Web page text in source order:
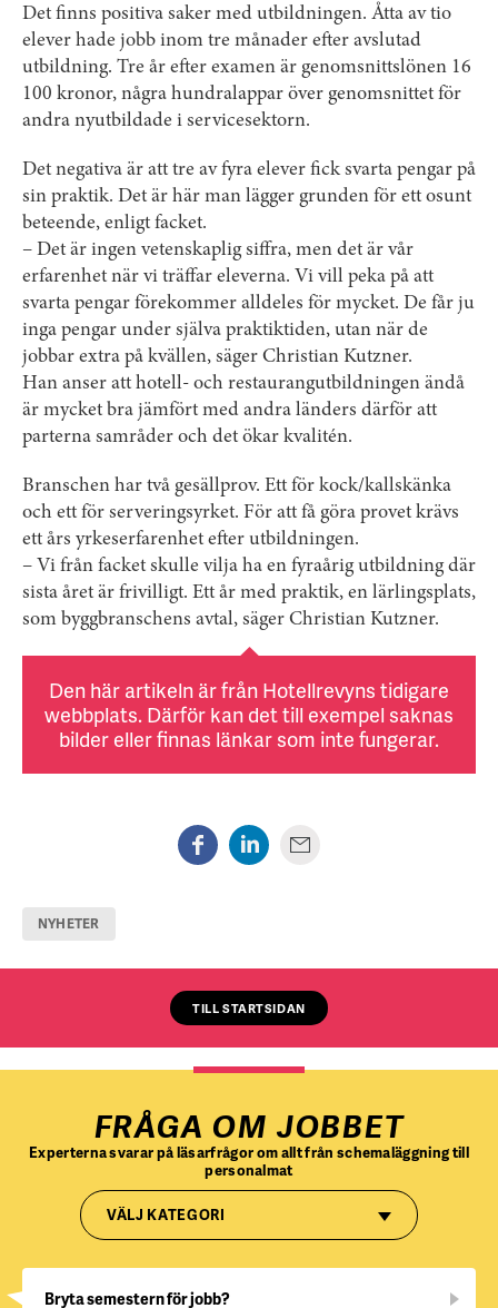
Det finns positiva saker med utbildningen. Åtta av tio
elever hade jobb inom tre månader efter avslutad
utbildning. Tre år efter examen är genomsnittslönen 16
100 kronor, några hundralappar över genomsnittet för
andra nyutbildade i servicesektorn.
Det negativa är att tre av fyra elever fick svarta pengar på
sin praktik. Det är här man lägger grunden för ett osunt
beteende, enligt facket.
– Det är ingen vetenskaplig siffra, men det är vår
erfarenhet när vi träffar eleverna. Vi vill peka på att
svarta pengar förekommer alldeles för mycket. De får ju
inga pengar under själva praktiktiden, utan när de
jobbar extra på kvällen, säger Christian Kutzner.
Han anser att hotell- och restaurangutbildningen ändå
är mycket bra jämfört med andra länders därför att
parterna samråder och det ökar kvalitén.
Branschen har två gesällprov. Ett för kock/kallskänka
och ett för serveringsyrket. För att få göra provet krävs
ett års yrkeserfarenhet efter utbildningen.
– Vi från facket skulle vilja ha en fyraårig utbildning där
sista året är frivilligt. Ett år med praktik, en lärlingsplats,
som byggbranschens avtal, säger Christian Kutzner.
Den här artikeln är från Hotellrevyns tidigare
webbplats. Därför kan det till exempel saknas
bilder eller finnas länkar som inte fungerar.
NYHETER
TILL STARTSIDAN
FRÅGA OM JOBBET
Experterna svarar på läsarfrågor om allt från schemaläggning till
personalmat
VÄLJ KATEGORI
Bryta semestern för jobb?